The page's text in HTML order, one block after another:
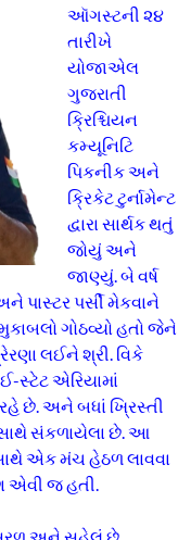
ઑગસ્ટની ૨૪
તારીખે
યોજાએલ
ગુજરાતી
ક્રિશ્ચિયન
કમ્યૂનિટિ
પિકનીક અને
ક્રિકેટ ટુર્નામેન્ટ
દ્વારા સાર્થક થતું
જોયું અને
જાણ્યું. બે વર્ષ
પાસ્ટર પર્સી મેકવાને
ગોઠવ્યો હતો જેને
લઈને શ્રી. વિકે
સ્ટેટ એરિયામાં
છે. અને બધાં ખ્રિસ્તી
સંકળાયેલા છે. આ
એક મંચ હેઠળ લાવવા
જ હતી.